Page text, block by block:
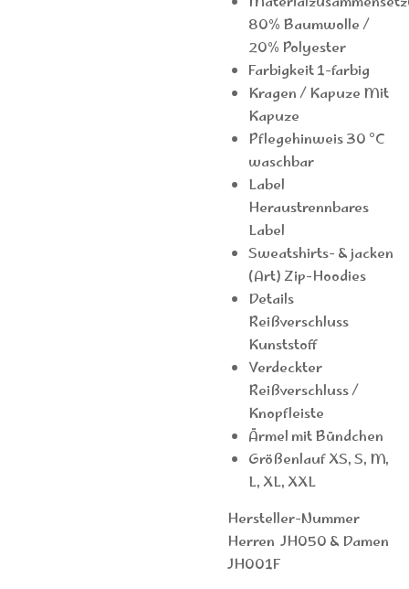
80% Baumwolle /
20% Polyester
Farbigkeit 1-farbig
Kragen / Kapuze Mit
Kapuze
Pflegehinweis 30 °C
waschbar
Label
Heraustrennbares
Label
Sweatshirts- & jacken
(Art) Zip-Hoodies
Details
Reißverschluss
Kunststoff
Verdeckter
Reißverschluss /
Knopfleiste
Ärmel mit Bündchen
Größenlauf XS, S, M,
L, XL, XXL
Hersteller-Nummer
Herren JH050 & Damen
JH001F